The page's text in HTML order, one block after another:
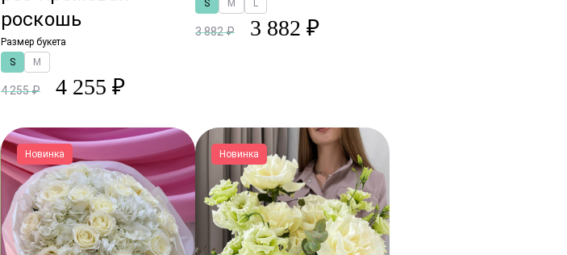
роскошь
Размер букета
S
M
4 255 ₽ 4 255 ₽
S
M L
3 882 ₽ 3 882 ₽
Новинка Новинка